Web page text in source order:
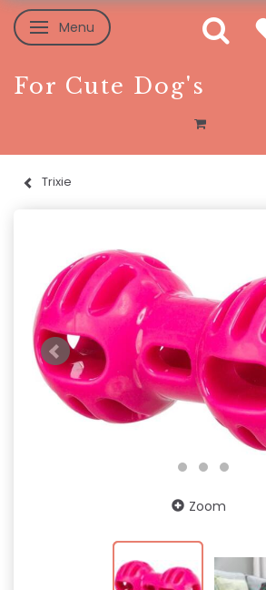
Skifte navigation
Menu
For Cute Dog's
Trixie
Zoom